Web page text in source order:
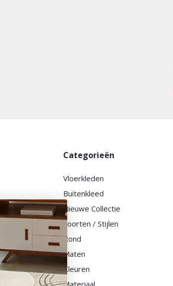
Categorieën
Vloerkleden
Buitenkleed
Nieuwe Collectie
Soorten / Stijlen
Rond
Maten
Kleuren
Materiaal